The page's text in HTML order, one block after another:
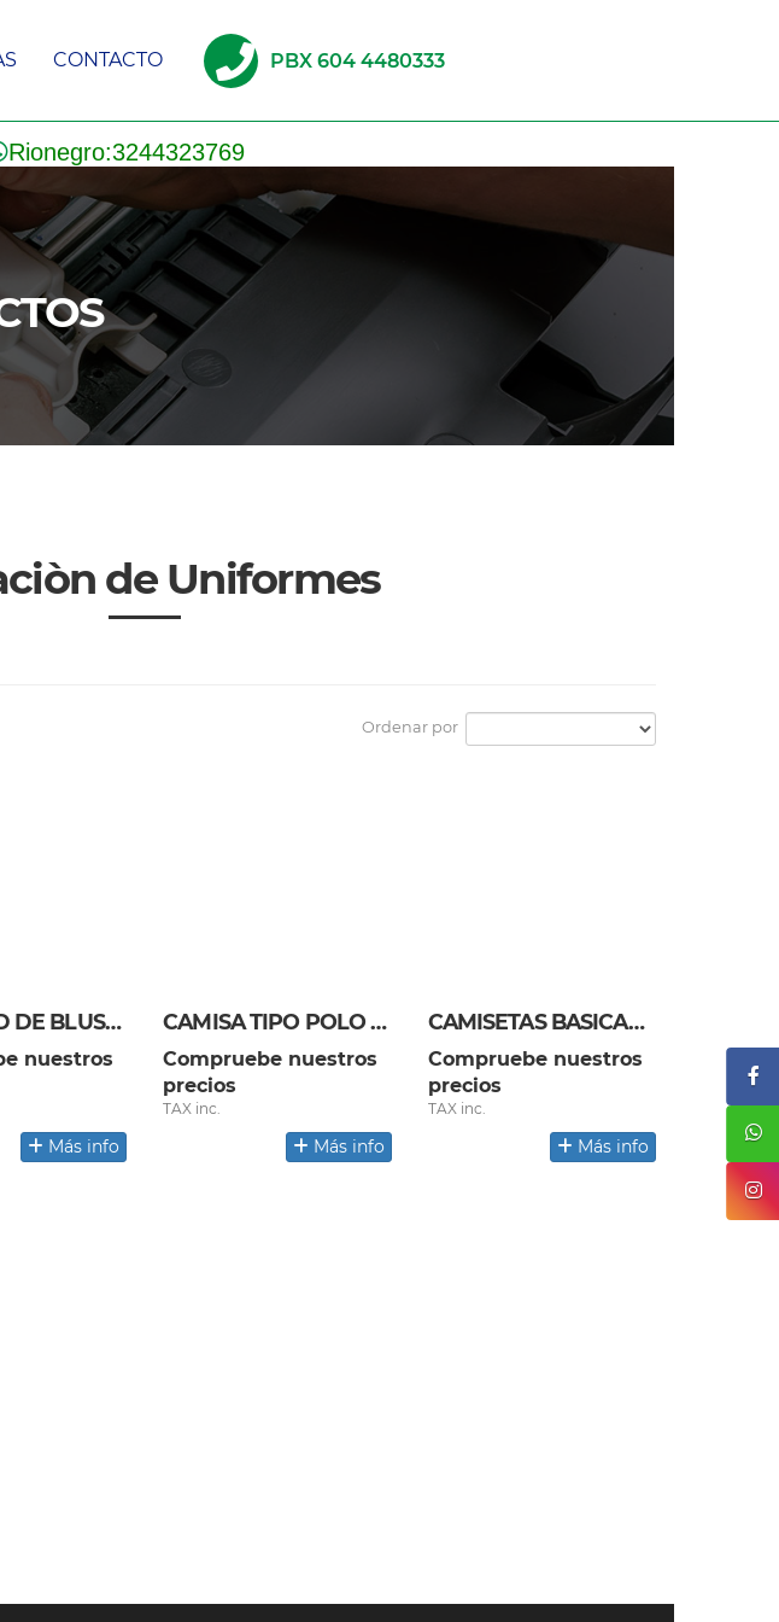
CONTACTO PBX 604 4480333
Rionegro:3244323769
de Uniformes
Ordenar por
VARIEDAD DE BLUSAS EN DIFERENTES COLORES
nuestros
Más info
CAMISA TIPO POLO EN VARIEDAD DE COLORES
Compruebe nuestros
precios
TAX inc.
Más info
CAMISETAS BASICAS DE DAMA
Compruebe nuestros
precios
TAX inc.
Más info